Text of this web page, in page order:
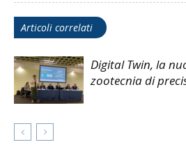
Articoli correlati
Digital Twin, la
zootecnia di